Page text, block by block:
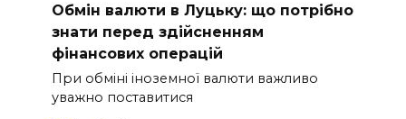
Обмін валюти в Луцьку: що потрібно
знати перед здійсненням
фінансових операцій
При обміні іноземної валюти важливо
уважно поставитися